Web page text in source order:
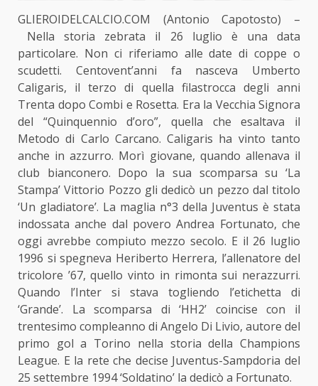
GLIEROIDELCALCIO.COM (Antonio Capotosto) –
Nella storia zebrata il 26 luglio è una data
particolare. Non ci riferiamo alle date di coppe o
scudetti. Centovent’anni fa nasceva Umberto
Caligaris, il terzo di quella filastrocca degli anni
Trenta dopo Combi e Rosetta. Era la Vecchia Signora
del “Quinquennio d’oro”, quella che esaltava il
Metodo di Carlo Carcano. Caligaris ha vinto tanto
anche in azzurro. Morì giovane, quando allenava il
club bianconero. Dopo la sua scomparsa su ‘La
Stampa’ Vittorio Pozzo gli dedicò un pezzo dal titolo
‘Un gladiatore’. La maglia n°3 della Juventus è stata
indossata anche dal povero Andrea Fortunato, che
oggi avrebbe compiuto mezzo secolo. E il 26 luglio
1996 si spegneva Heriberto Herrera, l’allenatore del
tricolore ’67, quello vinto in rimonta sui nerazzurri.
Quando l’Inter si stava togliendo l’etichetta di
‘Grande’. La scomparsa di ‘HH2’ coincise con il
trentesimo compleanno di Angelo Di Livio, autore del
primo gol a Torino nella storia della Champions
League. E la rete che decise Juventus-Sampdoria del
25 settembre 1994 ‘Soldatino’ la dedicò a Fortunato.